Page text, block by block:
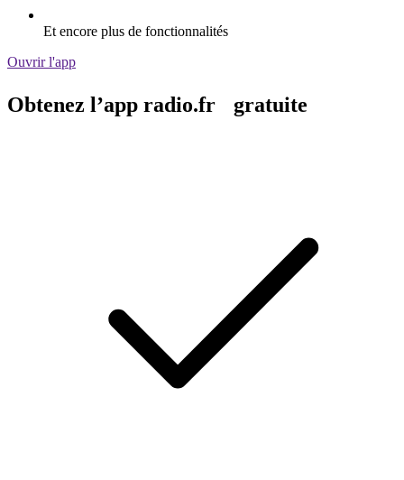
Et encore plus de fonctionnalités
Ouvrir l'app
Obtenez l’app radio.fr gratuite